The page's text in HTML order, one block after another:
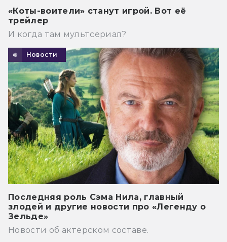
«Коты-воители» станут игрой. Вот её
трейлер
И когда там мультсериал?
Новости
Последняя роль Сэма Нила, главный
злодей и другие новости про «Легенду о
Зельде»
Новости об актёрском составе.